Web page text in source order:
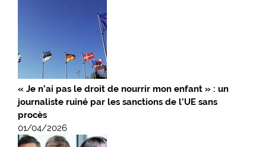
« Je n’ai pas le droit de nourrir mon enfant » : un
journaliste ruiné par les sanctions de l’UE sans
procès
01/04/2026